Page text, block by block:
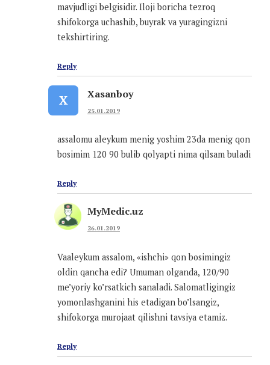
mavjudligi belgisidir. Iloji boricha tezroq
shifokorga uchashib, buyrak va yuragingizni
tekshirtiring.
Reply
X Xasanboy
25.01.2019
assalomu aleykum menig yoshim 23da menig qon
bosimim 120 90 bulib qolyapti nima qilsam buladi
Reply
MyMedic.uz
26.01.2019
Vaaleykum assalom, «ishchi» qon bosimingiz
oldin qancha edi? Umuman olganda, 120/90
me’yoriy ko’rsatkich sanaladi. Salomatligingiz
yomonlashganini his etadigan bo’lsangiz,
shifokorga murojaat qilishni tavsiya etamiz.
Reply